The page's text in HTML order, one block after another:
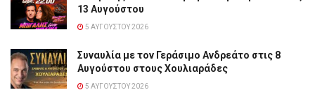
13 Αυγούστου
5 ΑΥΓΟΎΣΤΟΥ 2026
Συναυλία με τον Γεράσιμο Ανδρεάτο στις 8
Αυγούστου στους Χουλιαράδες
5 ΑΥΓΟΎΣΤΟΥ 2026